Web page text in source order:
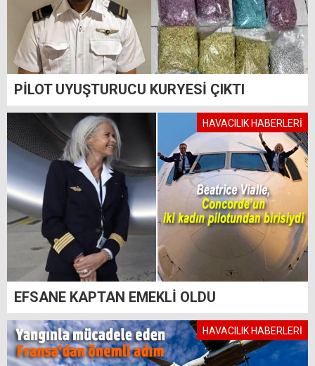
PİLOT UYUŞTURUCU KURYESİ ÇIKTI
HAVACILIK HABERLERİ
EFSANE KAPTAN EMEKLİ OLDU
HAVACILIK HABERLERİ